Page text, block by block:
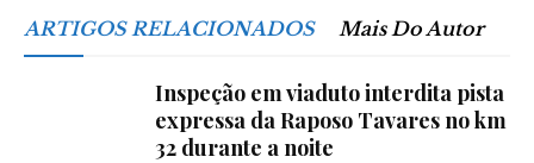
ARTIGOS RELACIONADOS Mais Do Autor
Inspeção em viaduto interdita pista
expressa da Raposo Tavares no km
32 durante a noite